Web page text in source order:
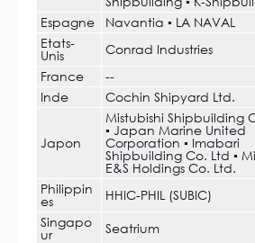
Espagne Navantia ▪ LA NAVAL
Etats-
Unis
Conrad Industries
France
--
Inde
Cochin Shipyard Ltd.
Japon
Mistubishi Shipbuilding
▪ Japan Marine United
Corporation ▪ Imabari
Shipbuilding Co. Ltd ▪
E&S Holdings Co. Ltd.
Philippin
es
HHIC-PHIL (SUBIC)
Singapo
ur
Seatrium